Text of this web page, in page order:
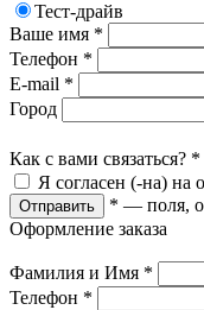
Тест-драйв
Ваше имя *
Телефон *
E-mail *
Город
Как с вами связаться? *
Я согласен (-на) на
Отправить * — поля,
Оформление заказа
Фамилия и Имя *
Телефон *